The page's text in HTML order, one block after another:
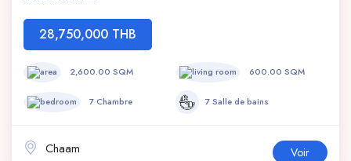
28,750,000 THB
2,600.00 SQM 600.00 SQM
7 Chambre 7 Salle de bains
Chaam Voir